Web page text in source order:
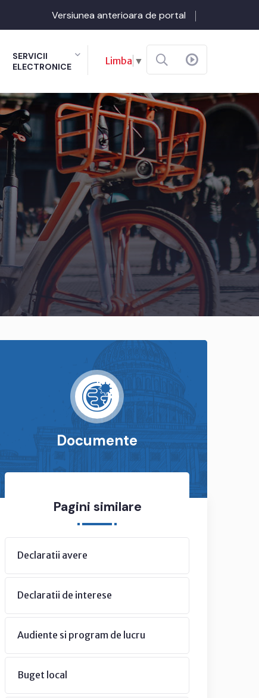
Versiunea anterioara de portal
SERVICII
ELECTRONICE
Limba ▼
Documente
Pagini similare
Declaratii avere
Declaratii de interese
Audiente si program de lucru
Buget local